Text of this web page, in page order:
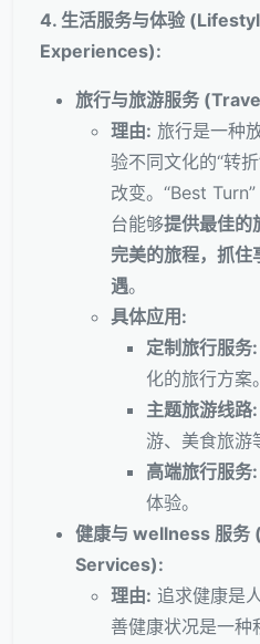
4. 生活服务与体验
Experiences):
旅行与旅游服务
理由: 旅行是一种
验不同文化的“转
改变。“Best
台能够提供最佳的
完美的旅程，抓住
遇。
具体应用:
定制旅行服务:
化的旅行方案。
主题旅游线路:
游、美食旅游
高端旅行服务:
体验。
健康与 wellness 服
Services):
理由: 追求健康是
善健康状况是一种